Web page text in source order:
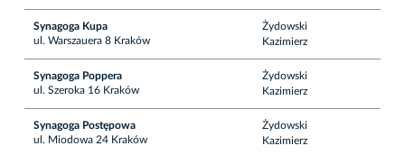
Synagoga Kupa
ul. Warszauera 8 Kraków
Żydowski
Kazimierz
Synagoga Poppera
ul. Szeroka 16 Kraków
Żydowski
Kazimierz
Synagoga Postępowa
ul. Miodowa 24 Kraków
Żydowski
Kazimierz